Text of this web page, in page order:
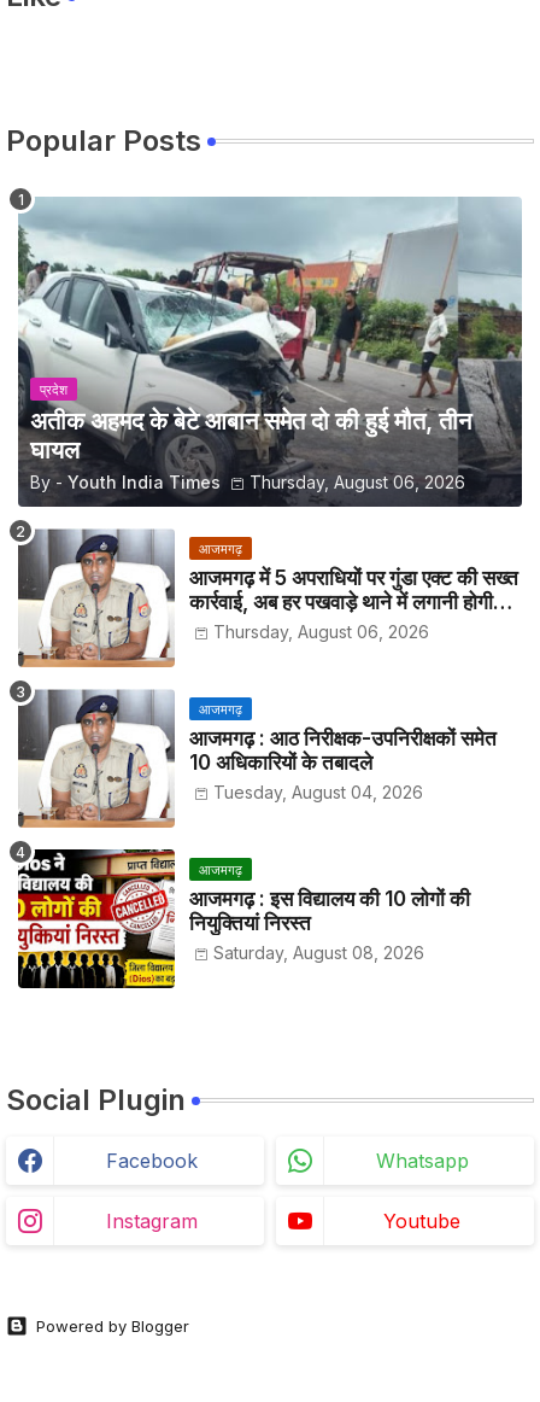
Popular Posts
प्रदेश
अतीक अहमद के बेटे आबान समेत दो की हुई मौत, तीन
घायल
By - Youth India Times Thursday, August 06, 2026
आजमगढ़
आजमगढ़ में 5 अपराधियों पर गुंडा एक्ट की सख्त
कार्रवाई, अब हर पखवाड़े थाने में लगानी होगी
हाजिरीThursday, August 06, 2026
आजमगढ़
आजमगढ़ : आठ निरीक्षक-उपनिरीक्षकों समेत
10 अधिकारियों के तबादले
Tuesday, August 04, 2026
आजमगढ़
आजमगढ़ : इस विद्यालय की 10 लोगों की
नियुक्तियां निरस्त
Saturday, August 08, 2026
Social Plugin
Facebook Whatsapp
Instagram Youtube
Powered by Blogger